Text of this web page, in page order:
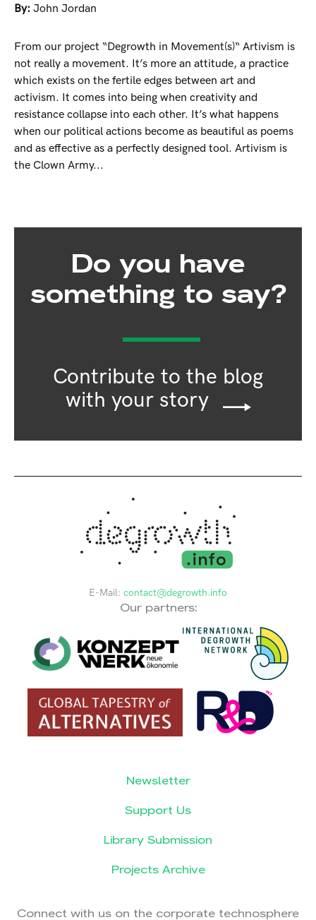
By: John Jordan
From our project “Degrowth in Movement(s)“ Artivism is
not really a movement. It’s more an attitude, a practice
which exists on the fertile edges between art and
activism. It comes into being when creativity and
resistance collapse into each other. It’s what happens
when our political actions become as beautiful as poems
and as effective as a perfectly designed tool. Artivism is
the Clown Army...
Do you have
something to say?
Contribute to the blog
with your story
E-Mail: contact@degrowth.info
Our partners:
Newsletter
Support Us
Library Submission
Projects Archive
Connect with us on the corporate technosphere